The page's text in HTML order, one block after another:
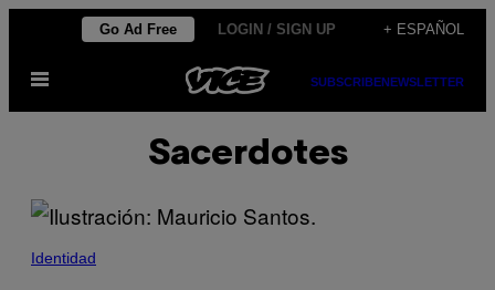
contenido
Go Ad Free LOGIN / SIGN UP + ESPAÑOL
Abrir
SUBSCRIBENEWSLETTER
Sacerdotes
Identidad